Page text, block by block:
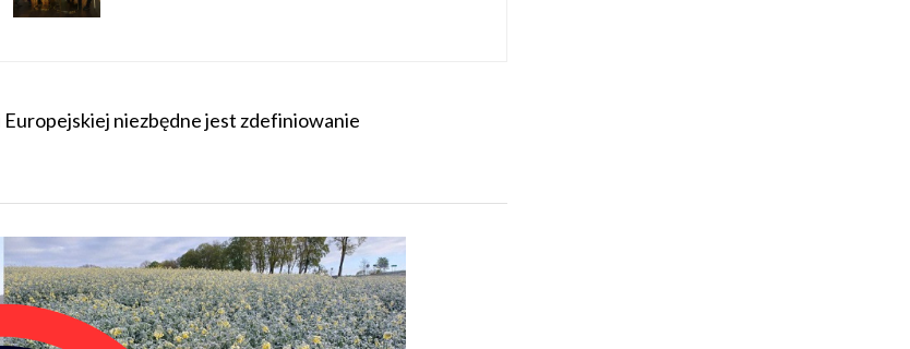
Europejskiej niezbędne jest zdefiniowanie